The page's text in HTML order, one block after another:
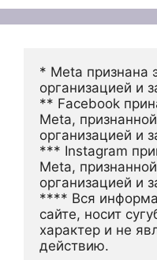
* Meta признана
организацией и
** Facebook
Meta,
организацией и
*** Instagram
Meta,
организацией и
**** Вся
сайте, носит
характер и не
действию.